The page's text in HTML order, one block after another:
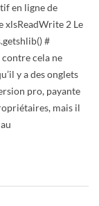
en ligne de
xlsReadWrite 2 Le
#
contre cela ne
y a des onglets
pro, payante
mais il